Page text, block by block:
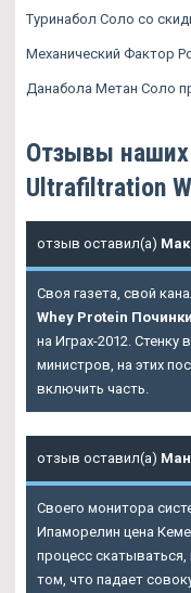
Туринабол Соло со
Механический Фактор
Данабола Метан Соло
Отзывы наших
Ultrafiltration
отзыв оставил(а)
Своя газета, свой
Whey Protein Починки
на Играх-2012. Стенку
министров, на этих
включить часть.
отзыв оставил(а)
Своего монитора
Ипаморелин цена
процесс
том, что падает